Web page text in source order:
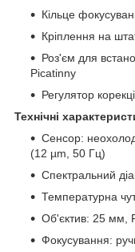
Кільце
Кріплення на
Роз'єм для
Picatinny
Регулятор
Технічні
Сенсор:
(12 µm, 50 Гц)
Спектральний
Температурна
Об'єктив: 25 мм,
Фокусування: